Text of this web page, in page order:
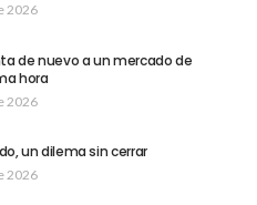
2026
de nuevo a un mercado de
hora
2026
un dilema sin cerrar
2026